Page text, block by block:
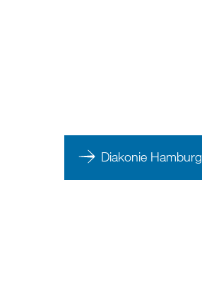
Diakonie Hamburg